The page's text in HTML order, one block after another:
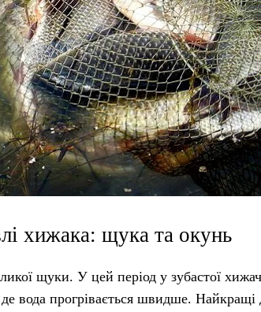
хижака: щука та окунь
щуки. У цей період у зубастої
де вода прогрівається швидше.